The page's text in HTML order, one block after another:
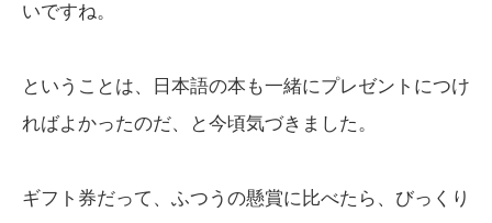
いですね。
ということは、日本語の本も一緒にプレゼントにつけ
ればよかったのだ、と今頃気づきました。
ギフト券だって、ふつうの懸賞に比べたら、びっくり